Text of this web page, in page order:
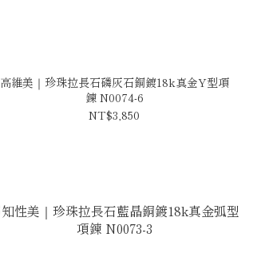
高維美｜珍珠拉長石磷灰石銅鍍18k真金Y型項
鍊 N0074-6
NT$3,850